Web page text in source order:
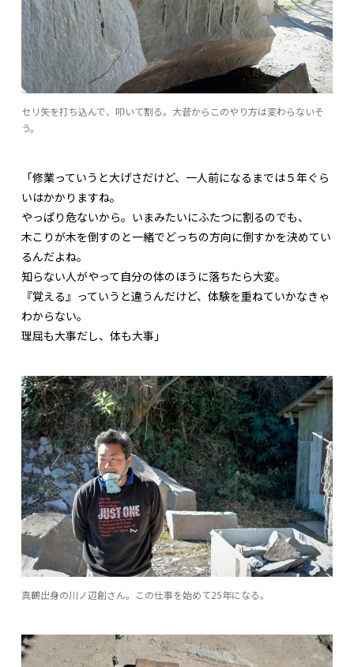
セリ矢を打ち込んで、叩いて割る。大昔からこのやり方は変わらないそ
う。
「修業っていうと大げさだけど、一人前になるまでは５年ぐら
いはかかりますね。
やっぱり危ないから。いまみたいにふたつに割るのでも、
木こりが木を倒すのと一緒でどっちの方向に倒すかを決めてい
るんだよね。
知らない人がやって自分の体のほうに落ちたら大変。
『覚える』っていうと違うんだけど、体験を重ねていかなきゃ
わからない。
理屈も大事だし、体も大事」
真鶴出身の川ノ辺創さん。この仕事を始めて25年になる。